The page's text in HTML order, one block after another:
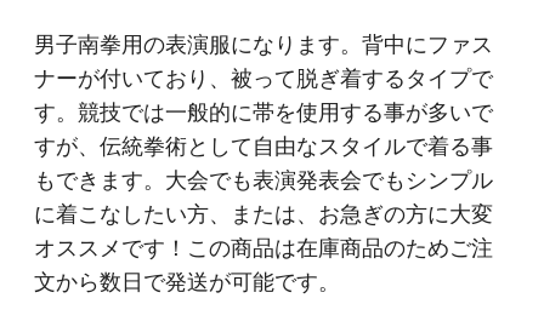
男子南拳用の表演服になります。背中にファス
ナーが付いており、被って脱ぎ着するタイプで
す。競技では一般的に帯を使用する事が多いで
すが、伝統拳術として自由なスタイルで着る事
もできます。大会でも表演発表会でもシンプル
に着こなしたい方、または、お急ぎの方に大変
オススメです！この商品は在庫商品のためご注
文から数日で発送が可能です。